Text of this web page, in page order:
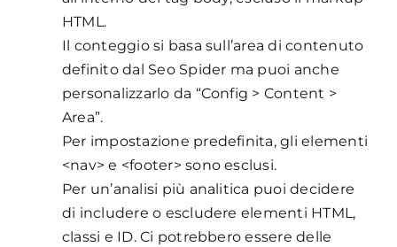
HTML.
Il conteggio si basa sull’area di contenuto
definito dal Seo Spider ma puoi anche
personalizzarlo da “Config > Content >
Area”.
Per impostazione predefinita, gli elementi
<nav> e <footer> sono esclusi.
Per un’analisi più analitica puoi decidere
di includere o escludere elementi HTML,
classi e ID. Ci potrebbero essere delle